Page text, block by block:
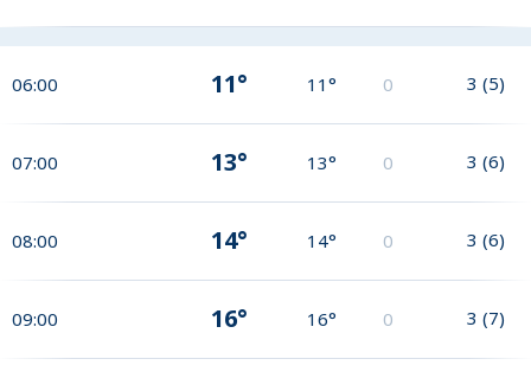
06:00 11° 11° 0 3 (5)
07:00 13° 13° 0 3 (6)
08:00 14° 14° 0 3 (6)
09:00 16° 16° 0 3 (7)